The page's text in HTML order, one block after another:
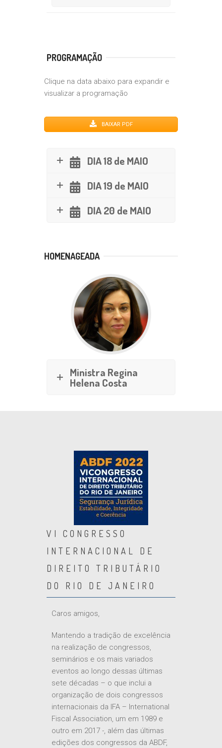
PROGRAMAÇÃO
Clique na data abaixo para expandir e
visualizar a programação
BAIXAR PDF
DIA 18 de MAIO
DIA 19 de MAIO
DIA 20 de MAIO
HOMENAGEADA
Ministra Regina
Helena Costa
VI CONGRESSO
INTERNACIONAL DE
DIREITO TRIBUTÁRIO
DO RIO DE JANEIRO
Caros amigos,
Mantendo a tradição de excelência
na realização de congressos,
seminários e os mais variados
eventos ao longo dessas últimas
sete décadas – o que inclui a
organização de dois congressos
internacionais da IFA – International
Fiscal Association, um em 1989 e
outro em 2017 -, além das últimas
edições dos congressos da ABDF,